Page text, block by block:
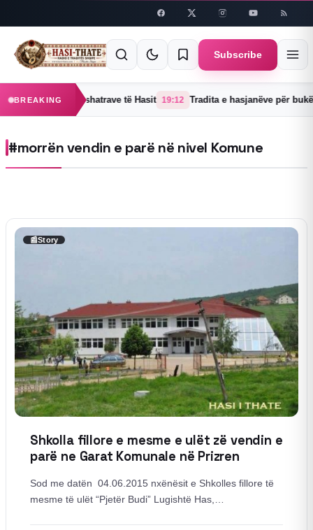
Subscribe
BREAKING
një prej 38 fshatrave të Hasit 19:12 Tradita e hasjanëve për bukë –
#morrën vendin e parë në nivel Komune
📰Story
Shkolla fillore e mesme e ulët zë vendin e
parë ne Garat Komunale në Prizren
Sod me datën 04.06.2015 nxënësit e Shkolles fillore të
mesme të ulët “Pjetër Budi” Lugishtë Has,…